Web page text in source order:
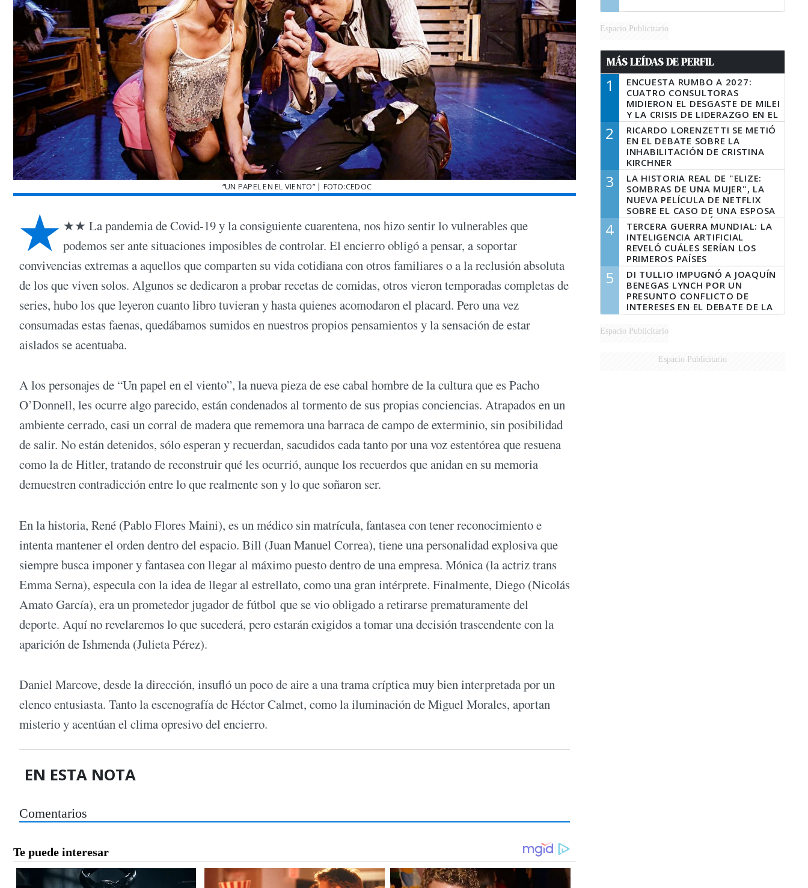
“UN PAPEL EN EL VIENTO” | FOTO:CEDOC
★ ★★ La pandemia de Covid-19 y la consiguiente cuarentena, nos hizo sentir lo vulnerables que
podemos ser ante situaciones imposibles de controlar. El encierro obligó a pensar, a soportar
convivencias extremas a aquellos que comparten su vida cotidiana con otros familiares o a la reclusión absoluta
de los que viven solos. Algunos se dedicaron a probar recetas de comidas, otros vieron temporadas completas de
series, hubo los que leyeron cuanto libro tuvieran y hasta quienes acomodaron el placard. Pero una vez
consumadas estas faenas, quedábamos sumidos en nuestros propios pensamientos y la sensación de estar
aislados se acentuaba.
A los personajes de “Un papel en el viento”, la nueva pieza de ese cabal hombre de la cultura que es Pacho
O’Donnell, les ocurre algo parecido, están condenados al tormento de sus propias conciencias. Atrapados en un
ambiente cerrado, casi un corral de madera que rememora una barraca de campo de exterminio, sin posibilidad
de salir. No están detenidos, sólo esperan y recuerdan, sacudidos cada tanto por una voz estentórea que resuena
como la de Hitler, tratando de reconstruir qué les ocurrió, aunque los recuerdos que anidan en su memoria
demuestren contradicción entre lo que realmente son y lo que soñaron ser.
En la historia, René (Pablo Flores Maini), es un médico sin matrícula, fantasea con tener reconocimiento e
intenta mantener el orden dentro del espacio. Bill (Juan Manuel Correa), tiene una personalidad explosiva que
siempre busca imponer y fantasea con llegar al máximo puesto dentro de una empresa. Mónica (la actriz trans
Emma Serna), especula con la idea de llegar al estrellato, como una gran intérprete. Finalmente, Diego (Nicolás
Amato García), era un prometedor jugador de fútbol que se vio obligado a retirarse prematuramente del
deporte. Aquí no revelaremos lo que sucederá, pero estarán exigidos a tomar una decisión trascendente con la
aparición de Ishmenda (Julieta Pérez).
Daniel Marcove, desde la dirección, insufló un poco de aire a una trama críptica muy bien interpretada por un
elenco entusiasta. Tanto la escenografía de Héctor Calmet, como la iluminación de Miguel Morales, aportan
misterio y acentúan el clima opresivo del encierro.
EN ESTA NOTA
Comentarios
Espacio Publicitario
MÁS LEÍDAS DE PERFIL
1
ENCUESTA RUMBO A 2027:
CUATRO CONSULTORAS
MIDIERON EL DESGASTE DE MILEI
Y LA CRISIS DE LIDERAZGO EN EL
PERONISMO
2
RICARDO LORENZETTI SE METIÓ
EN EL DEBATE SOBRE LA
INHABILITACIÓN DE CRISTINA
KIRCHNER
3
LA HISTORIA REAL DE "ELIZE:
SOMBRAS DE UNA MUJER", LA
NUEVA PELÍCULA DE NETFLIX
SOBRE EL CASO DE UNA ESPOSA
QUE DESCUARTIZÓ A SU
MARIDO
4
TERCERA GUERRA MUNDIAL: LA
INTELIGENCIA ARTIFICIAL
REVELÓ CUÁLES SERÍAN LOS
PRIMEROS PAÍSES
LATINOAMERICANOS EN SER
DERROTADOS
5
DI TULLIO IMPUGNÓ A JOAQUÍN
BENEGAS LYNCH POR UN
PRESUNTO CONFLICTO DE
INTERESES EN EL DEBATE DE LA
LEY DE TIERRAS
Espacio Publicitario
Espacio Publicitario